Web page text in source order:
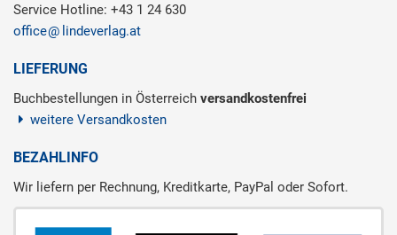
Service Hotline: +43 1 24 630
office
lindeverlag.at
LIEFERUNG
Buchbestellungen in Österreich versandkostenfrei
weitere Versandkosten
BEZAHLINFO
Wir liefern per Rechnung, Kreditkarte, PayPal oder Sofort.